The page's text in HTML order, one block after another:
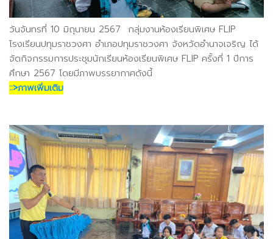
วันจันทรที่ 10 มิถุนายน 2567 กลุ่มงานห้องเรียนพิเศษ FLIP
โรงเรียนปทุมราชวงศา อำเภอปทุมราชวงศา จังหวัดอำนาจเจริญ ได้
จัดกิจกรรมการประชุมนักเรียนห้องเรียนพิเศษ FLIP ครั้งที่ 1 ปีการ
ศึกษา 2567 โดยมีภาพบรรยากาศดังนี้
::>ภาพเพิ่มเติม